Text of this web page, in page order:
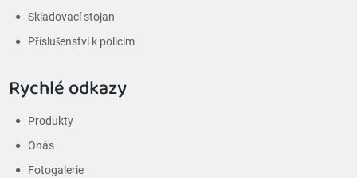
Skladovací stojan
Příslušenství k policím
Rychlé odkazy
Produkty
Onás
Fotogalerie